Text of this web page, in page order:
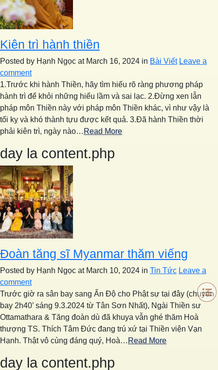
Kiên trì hành thiền
Posted by Hạnh Ngọc at March 16, 2024 in Bài Viết Leave a
comment
1.Trước khi hành Thiền, hãy tìm hiểu rõ ràng phương pháp
hành trì để khỏi những hiểu lầm và sai lạc. 2.Đừng xen lẫn
pháp môn Thiền này với pháp môn Thiền khác, vì như vậy là
tối kỵ và khó thành tựu được kết quả. 3.Đã hành Thiền thời
phải kiên trì, ngày nào… Read More
day la content.php
Đoàn tăng sĩ Myanmar thăm viếng
Posted by Hạnh Ngọc at March 10, 2024 in Tin Tức Leave a
comment
Trước giờ ra sân bay sang Ấn Độ cho Phật sự tại đây (chuyến
bay 2h40’ sáng 9.3.2024 từ Tân Sơn Nhất), Ngài Thiền sư
Ottamathara & Tăng đoàn dù đã khuya vẫn ghé thăm Hoà
thượng TS. Thích Tâm Đức đang trú xứ tại Thiền viện Vạn
Hạnh. Thật vô cùng đáng quý, Hoà… Read More
day la content.php